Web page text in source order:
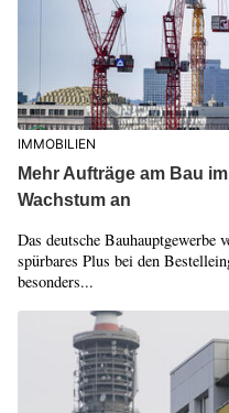
IMMOBILIEN
Mehr Aufträge am Bau
Wachstum an
Das deutsche
spürbares Plus bei den
besonders...